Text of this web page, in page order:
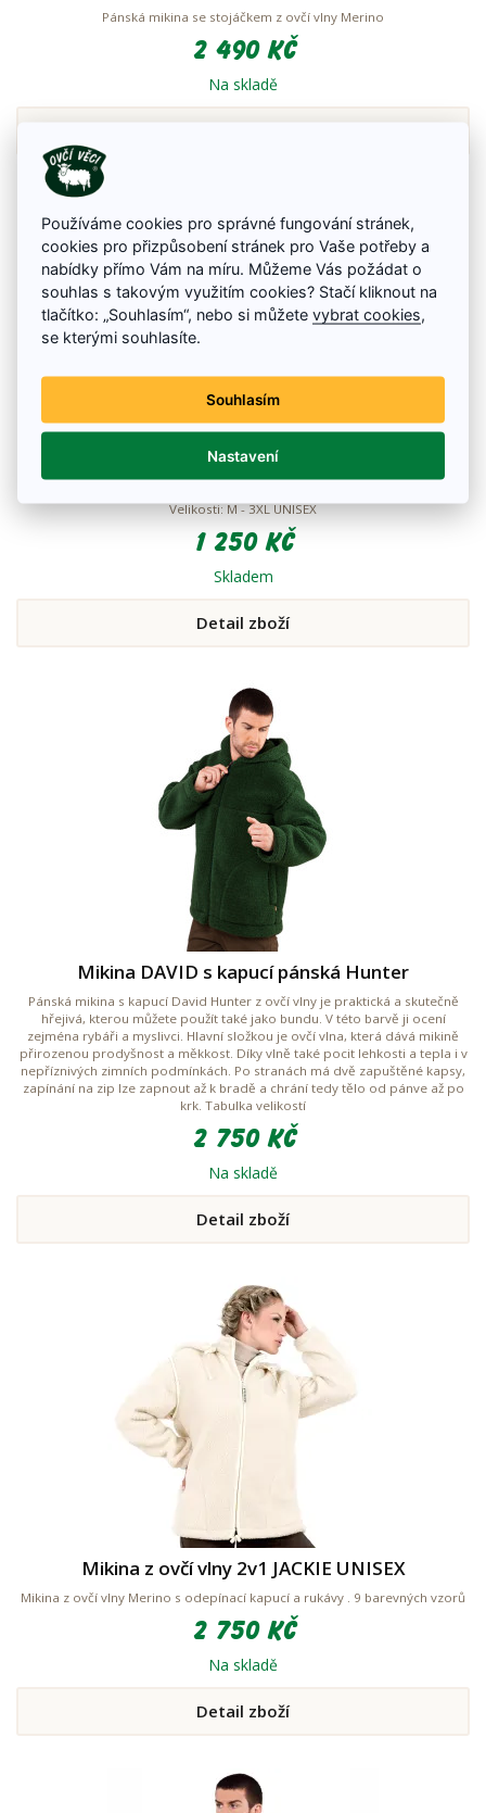
Pánská mikina se stojáčkem z ovčí vlny Merino
2 490 Kč
Na skladě
Vlněný svetr NORD
Velikosti: M - 3XL UNISEX
1 250 Kč
Skladem
Detail zboží
Mikina DAVID s kapucí pánská Hunter
Pánská mikina s kapucí David Hunter z ovčí vlny je praktická a skutečně
hřejivá, kterou můžete použít také jako bundu. V této barvě ji ocení
zejména rybáři a myslivci. Hlavní složkou je ovčí vlna, která dává mikině
přirozenou prodyšnost a měkkost. Díky vlně také pocit lehkosti a tepla i v
nepříznivých zimních podmínkách. Po stranách má dvě zapuštěné kapsy,
zapínání na zip lze zapnout až k bradě a chrání tedy tělo od pánve až po
krk. Tabulka velikostí
2 750 Kč
Na skladě
Detail zboží
Mikina z ovčí vlny 2v1 JACKIE UNISEX
Mikina z ovčí vlny Merino s odepínací kapucí a rukávy . 9 barevných vzorů
2 750 Kč
Na skladě
Detail zboží
Používáme cookies pro správné fungování stránek,
cookies pro přizpůsobení stránek pro Vaše potřeby a
nabídky přímo Vám na míru. Můžeme Vás požádat o
souhlas s takovým využitím cookies? Stačí kliknout na
tlačítko: „Souhlasím“, nebo si můžetevybrat cookies
se kterými souhlasíte.
Souhlasím
Nastavení